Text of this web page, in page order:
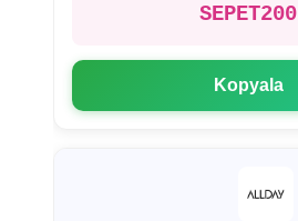
SEPET200
Kopyala